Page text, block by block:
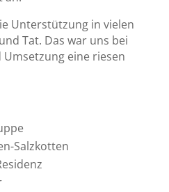
Unterstützung in vielen
Tat. Das war uns bei
eine riesen
Salzkotten